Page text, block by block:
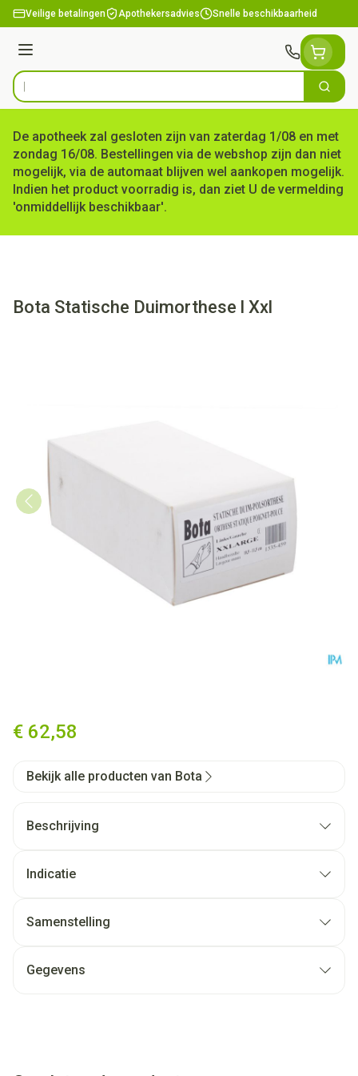
Ga naar de inhoud
Veilige betalingen Apothekersadvies Snelle beschikbaarheid
Menu
Product, merk, categorie... Zoek
De apotheek zal gesloten zijn van zaterdag 1/08 en met
zondag 16/08. Bestellingen via de webshop zijn dan niet
mogelijk, via de automaat blijven wel aankopen mogelijk.
Indien het product voorradig is, dan ziet U de vermelding
'onmiddellijk beschikbaar'.
Bota Statische Duimorthese l Xxl
€ 62,58
Bekijk alle producten van Bota
Beschrijving
Indicatie
Samenstelling
Gegevens